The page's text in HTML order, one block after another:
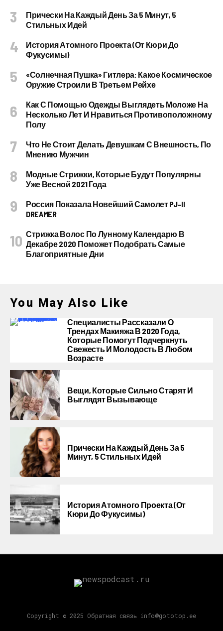
Прически На Каждый День За 5 Минут, 5
Стильных Идей
История Атомного Проекта (от Кюри До
Фукусимы)
«Солнечная Пушка» Гитлера: Какое Космическое
Оружие Строили В Третьем Рейхе
Как С Помощью Одежды Выглядеть Моложе На
Несколько Лет И Нравиться Противоположному
Полу
Что Не Стоит Делать Девушкам С Внешность, По
Мнению Мужчин
Модные Стрижки, Которые Будут Популярны
Уже Весной 2021 Года
Россия Показала Новейший Самолет PJ–II
DREAMER
Стрижка Волос По Лунному Календарю В
Декабре 2020 Поможет Подобрать Самые
Благоприятные Дни
You May Also Like
Специалисты Рассказали О
Трендах Макияжа В 2020 Года,
Которые Помогут Подчеркнуть
Свежесть И Молодость В Любом
Возрасте
Вещи, Которые Сильно Старят И
Выглядят Вызывающе
Прически На Каждый День За 5
Минут, 5 Стильных Идей
История Атомного Проекта (от
Кюри До Фукусимы)
Copyright © 2025 Обратная связь info@gototop.ee